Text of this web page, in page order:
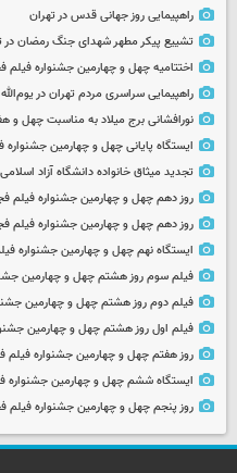
راهپیمایی روز جهانی قدس در تهران
تشییع پیکر مطهر شهدای جنگ رمضان در
اختتامیه چهل و چهارمین جشنواره فیلم
راهپیمایی سراسری مردم تهران در یوم‌الله ۲۲ بهمن
نورافشانی برج میلاد به مناسبت چهل‌ و
ایستگاه پایانی چهل و چهارمین جشنواره
تجدید میثاق خانواده دانشگاه آزاد
روز دهم چهل و چهارمین جشنواره فیلم
روز دهم چهل و چهارمین جشنواره فیلم
ایستگاه نهم چهل و چهارمین جشنواره
فیلم سوم روز هشتم چهل و چهارمین
فیلم دوم روز هشتم چهل و چهارمین
فیلم اول روز هشتم چهل و چهارمین
روز هفتم چهل و چهارمین جشنواره فیلم
ایستگاه ششم چهل و چهارمین جشنواره
روز پنجم چهل و چهارمین جشنواره